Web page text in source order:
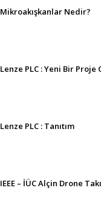
Mikroakışkanlar Nedir?
Lenze PLC : Yeni Bir Proje
Lenze PLC : Tanıtım
IEEE – İÜC Alçin Drone